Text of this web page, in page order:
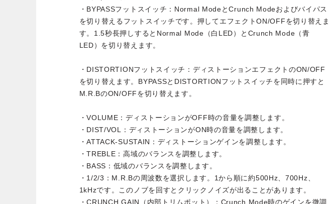
・BYPASSフットスイッチ：Normal ModeとCrunch Modeおよびバイパス
を切り替えるフットスイッチです。押してエフェクトON/OFFを切り替えま
す。1.5秒長押しするとNormal Mode（白LED）とCrunch Mode（青
LED）を切り替えます。
・DISTORTIONフットスイッチ：ディストーションエフェクトのON/OFF
を切り替えます。BYPASSとDISTORTIONフットスイッチを同時に押すと
M.R.BのON/OFFを切り替えます。
・VOLUME：ディストーションがOFF時の音量を調整します。
・DIST/VOL：ディストーションがON時の音量を調整します。
・ATTACK-SUSTAIN：ディストーションゲインを調整します。
・TREBLE：高域のバランスを調整します。
・BASS：低域のバランスを調整します。
・1/2/3：M.R.Bの周波数を選択します。1から順に約500Hz、700Hz、
1kHzです。このノブを回すとクリックノイズが出ることがあります。
・CRUNCH GAIN（内部トリムポット）：Crunch Mode時のゲインを微調